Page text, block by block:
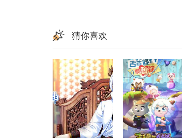
猜你喜欢